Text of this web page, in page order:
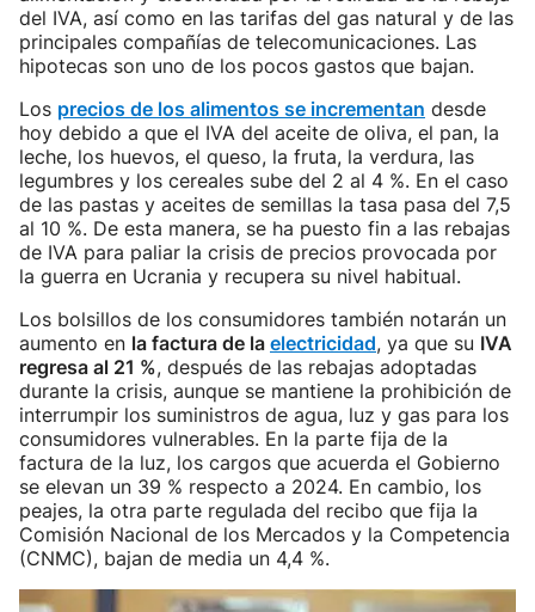
del IVA, así como en las tarifas del gas natural y de las
principales compañías de telecomunicaciones. Las
hipotecas son uno de los pocos gastos que bajan.
Los precios de los alimentos se incrementan desde
hoy debido a que el IVA del aceite de oliva, el pan, la
leche, los huevos, el queso, la fruta, la verdura, las
legumbres y los cereales sube del 2 al 4 %. En el caso
de las pastas y aceites de semillas la tasa pasa del 7,5
al 10 %. De esta manera, se ha puesto fin a las rebajas
de IVA para paliar la crisis de precios provocada por
la guerra en Ucrania y recupera su nivel habitual.
Los bolsillos de los consumidores también notarán un
aumento en la factura de la electricidad, ya que su IVA
regresa al 21 %, después de las rebajas adoptadas
durante la crisis, aunque se mantiene la prohibición de
interrumpir los suministros de agua, luz y gas para los
consumidores vulnerables. En la parte fija de la
factura de la luz, los cargos que acuerda el Gobierno
se elevan un 39 % respecto a 2024. En cambio, los
peajes, la otra parte regulada del recibo que fija la
Comisión Nacional de los Mercados y la Competencia
(CNMC), bajan de media un 4,4 %.